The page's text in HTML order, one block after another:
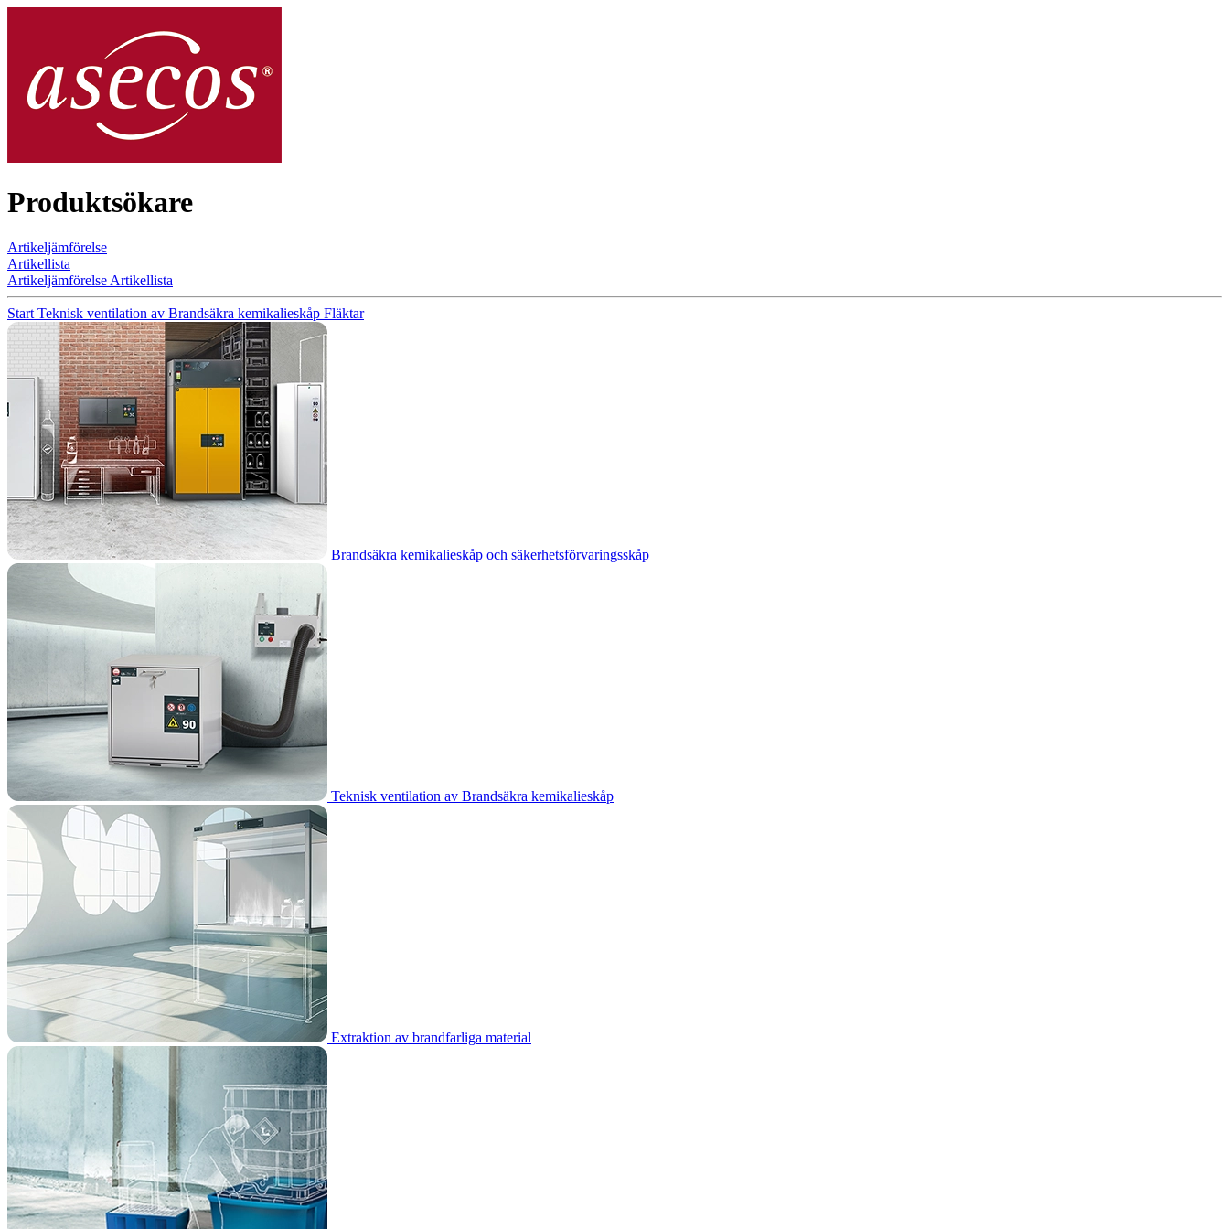
Produktsökare
Artikeljämförelse
Artikellista
Artikeljämförelse Artikellista
Start Teknisk ventilation av Brandsäkra kemikalieskåp Fläktar
Brandsäkra kemikalieskåp och säkerhetsförvaringsskåp
Teknisk ventilation av Brandsäkra kemikalieskåp
Extraktion av brandfarliga material